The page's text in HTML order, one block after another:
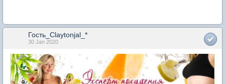
Гость_Claytonjal_*
30 Jan 2020